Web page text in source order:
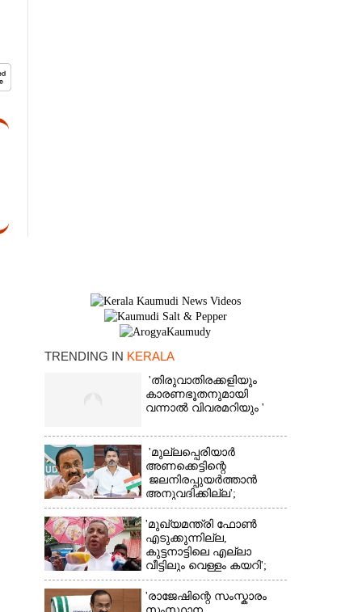
TRENDING IN KERALA
'തിരുവാതിരക്കളിയും
കാരണഭൂതനുമായി
വന്നാൽ വിവരമറിയും '
'മുല്ലപ്പെരിയാർ
അണക്കെട്ടിന്റെ
ജലനിരപ്പുയർത്താൻ
അനുവദിക്കില്ല';
തമിഴ്‌നാട്
സർക്കാരിനെതിരെ കേരളം
'മുഖ്യമന്ത്രി ഫോൺ
എടുക്കുന്നില്ല,
കുട്ടനാട്ടിലെ എല്ലാ
വീട്ടിലും വെള്ളം കയറി';
അതൃപ്‌തിയുമായി
ഭരണകക്ഷി എംഎൽഎ
'രാജേഷിന്റെ സംസ്കാരം
×